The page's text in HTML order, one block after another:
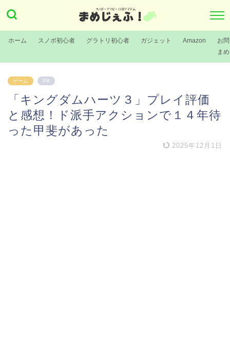
ホーム スノボ初心者 グラトリ初心者 ガジェット Amazon
お
ま
ゲーム PR
「キングダムハーツ３」プレイ評価
と感想！ド派手アクションで１４年待
った甲斐があった
2025年12月1日